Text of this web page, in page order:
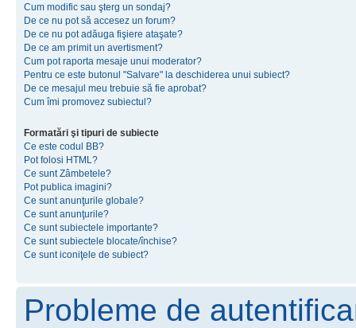
Cum modific sau şterg un sondaj?
De ce nu pot să accesez un forum?
De ce nu pot adăuga fişiere ataşate?
De ce am primit un avertisment?
Cum pot raporta mesaje unui moderator?
Pentru ce este butonul "Salvare" la deschiderea unui subiect?
De ce mesajul meu trebuie să fie aprobat?
Cum îmi promovez subiectul?
Formatări şi tipuri de subiecte
Ce este codul BB?
Pot folosi HTML?
Ce sunt Zâmbetele?
Pot publica imagini?
Ce sunt anunţurile globale?
Ce sunt anunţurile?
Ce sunt subiectele importante?
Ce sunt subiectele blocate/închise?
Ce sunt iconiţele de subiect?
Probleme de